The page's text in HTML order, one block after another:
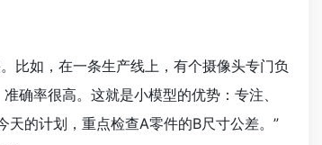
比如，在一条生产线上，有个摄像头专门负
确率很高。这就是小模型的优势：专注、
的计划，重点检查A零件的B尺寸公差。”